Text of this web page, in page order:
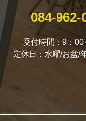
084-962-
受付時間：9：00
定休日：水曜/お盆/